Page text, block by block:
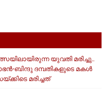
യുവതി മരിച്ചു..
ബിന്ദു ദമ്പതികളുടെ മകൾ
മരിച്ചത്